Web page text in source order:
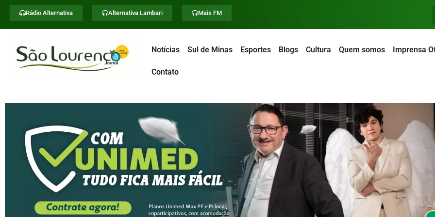
Rádio Alternativa Alternativa Lambari Mais FM
Notícias Sul de Minas Esportes Blogs Cultura Quem somos Imprensa
Contato